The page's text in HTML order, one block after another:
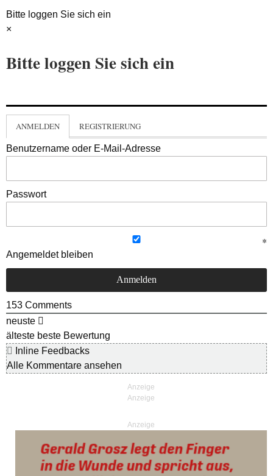
Bitte loggen Sie sich ein
×
Bitte loggen Sie sich ein
ANMELDEN REGISTRIERUNG
Benutzername oder E-Mail-Adresse
Passwort
Angemeldet bleiben
153 Comments
neuste
älteste beste Bewertung
Inline Feedbacks
Alle Kommentare ansehen
Anzeige